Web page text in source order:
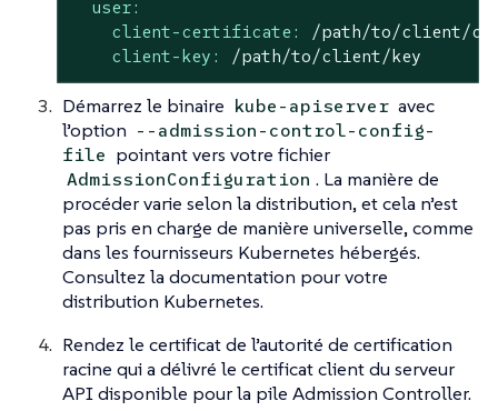
user:
client-certificate:
/path/to/client/
client-key:
/path/to/client/key
Démarrez le binaire kube-apiserver avec
l’option --admission-control-config-
file pointant vers votre fichier
AdmissionConfiguration . La manière de
procéder varie selon la distribution, et cela n’est
pas pris en charge de manière universelle, comme
dans les fournisseurs Kubernetes hébergés.
Consultez la documentation pour votre
distribution Kubernetes.
Rendez le certificat de l’autorité de certification
racine qui a délivré le certificat client du serveur
API disponible pour la pile Admission Controller.